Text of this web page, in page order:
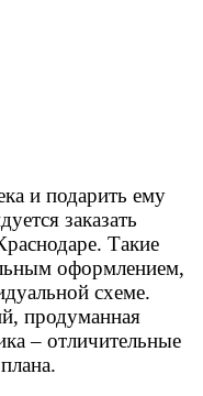
и подарить ему
заказать
Такие
оформлением,
схеме.
продуманная
– отличительные